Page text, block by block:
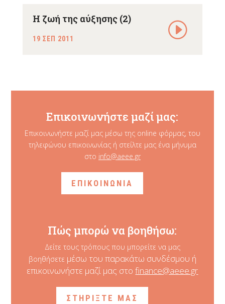
Η ζωή της αύξησης (2)
19 ΣΕΠ 2011
Επικοινωνήστε μαζί μας:
Επικοινωνήστε μαζί μας μέσω της online φόρμας, του
τηλεφώνου επικοινωνίας ή στείλτε μας ένα μήνυμα
στο info@aeee.gr
ΕΠΙΚΟΙΝΩΝΙΑ
Πώς μπορώ να βοηθήσω:
Δείτε τους τρόπους που μπορείτε να μας
βοηθήσετε μέσω του παρακάτω συνδέσμου ή
επικοινωνήστε μαζί μας στοfinance@aeee.gr
ΣΤΗΡΙΞΤΕ ΜΑΣ